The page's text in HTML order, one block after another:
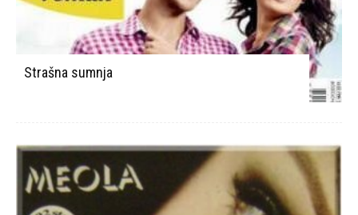
Strašna sumnja